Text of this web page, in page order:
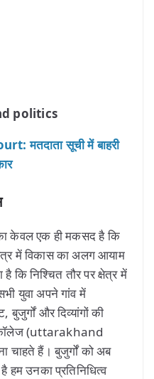
politics
मतदाता सूची में बाहरी
केवल एक ही मकसद है कि
में विकास का अलग आयाम
कि निश्चित तौर पर क्षेत्र में
युवा अपने गांव में
और दिव्यांगों की
(uttarakhand
हैं। बुजुर्गों को अब
उनका प्रतिनिधित्व